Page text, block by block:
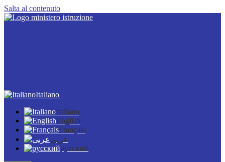
Salta al contenuto
Italiano
Italiano
English
Français
عربى
русский